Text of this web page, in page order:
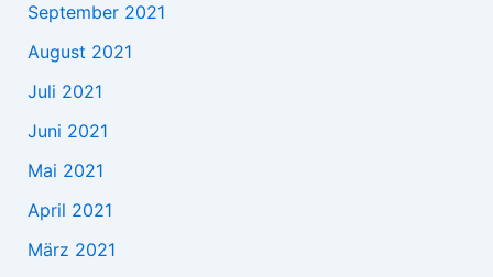
September 2021
August 2021
Juli 2021
Juni 2021
Mai 2021
April 2021
März 2021